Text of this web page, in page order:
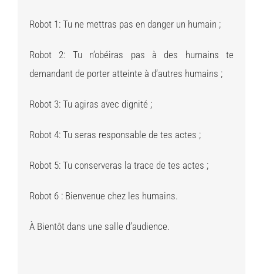
Robot 1: Tu ne mettras pas en danger un humain ;
Robot 2: Tu n’obéiras pas à des humains te
demandant de porter atteinte à d’autres humains ;
Robot 3: Tu agiras avec dignité ;
Robot 4: Tu seras responsable de tes actes ;
Robot 5: Tu conserveras la trace de tes actes ;
Robot 6 : Bienvenue chez les humains.
À Bientôt dans une salle d’audience.